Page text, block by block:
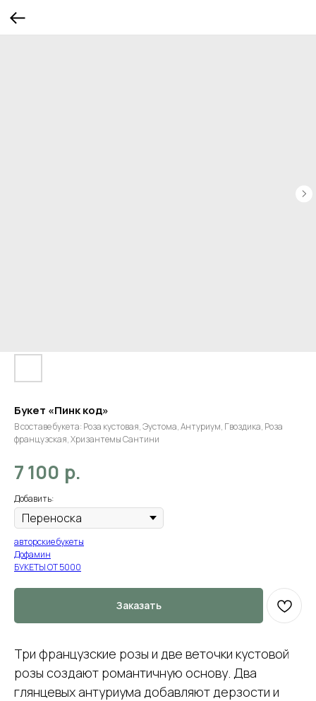
Букет «Пинк код»
В составе букета: Роза кустовая, Эустома, Антуриум, Гвоздика, Роза
французская, Хризантемы Сантини
7 100 р.
Добавить:
авторские букеты
Дофамин
БУКЕТЫ ОТ 5000
Заказать
Три французские розы и две веточки кустовой
розы создают романтичную основу. Два
глянцевых антуриума добавляют дерзости и